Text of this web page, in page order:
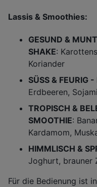
Lassis & Smoothies:
GESUND &
SHAKE:
Koriander
SÜSS & FEURIG
Erdbeeren,
TROPISCH &
SMOOTHIE:
Kardamom,
HIMMLISCH &
Joghurt, brauner
Für die Bedienung ist